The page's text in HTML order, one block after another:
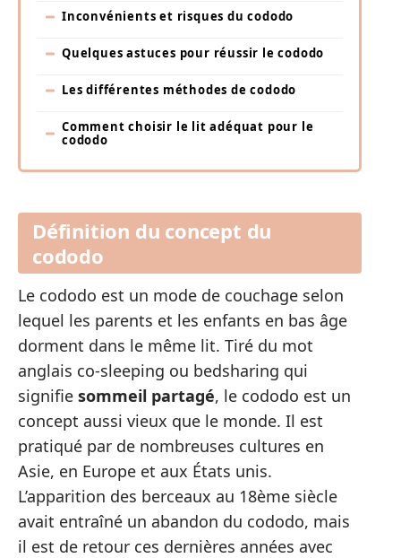
Inconvénients et risques du cododo
Quelques astuces pour réussir le cododo
Les différentes méthodes de cododo
Comment choisir le lit adéquat pour le
cododo
Définition du concept du
cododo
Le cododo est un mode de couchage selon
lequel les parents et les enfants en bas âge
dorment dans le même lit. Tiré du mot
anglais co-sleeping ou bedsharing qui
signifie sommeil partagé, le cododo est un
concept aussi vieux que le monde. Il est
pratiqué par de nombreuses cultures en
Asie, en Europe et aux États unis.
L’apparition des berceaux au 18ème siècle
avait entraîné un abandon du cododo, mais
il est de retour ces dernières années avec